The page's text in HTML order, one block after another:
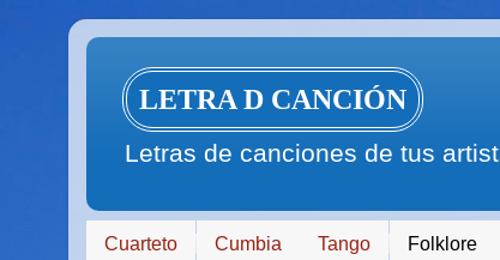
LETRA D CANCIÓN
Letras de canciones de tus
Cuarteto Cumbia Tango Folklore